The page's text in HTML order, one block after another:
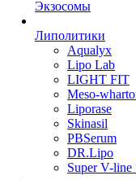
Экзосомы
Липолитики
Aqualyx
Lipo Lab
LIGHT FIT
Meso-
Liporase
Skinasil
PBSerum
DR.Lipo
Super V-line